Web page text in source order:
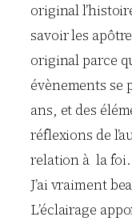
original
savoir les
original parce
évènements se
ans, et des
réflexions de
relation à la foi.
J’ai vraiment
L’éclairage